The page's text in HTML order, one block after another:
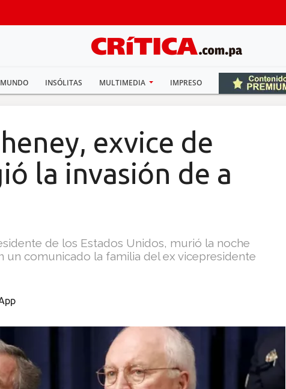
MUNDO INSÓLITAS MULTIMEDIA IMPRESO
exvice de
la invasión de a
de los Estados Unidos, murió la noche
un comunicado la familia del ex vicepresidente